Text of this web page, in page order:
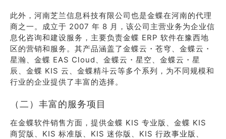
此外，河南芝兰信息科技有限公司也是金蝶在河南的代理
商之一。成立于 2007 年 8 月，该公司主营业务为企业信
息化咨询和建设服务，主要负责金蝶 ERP 软件在豫西地
区的营销和服务。其产品涵盖了金蝶云・苍穹、金蝶云・
星瀚、金蝶 EAS Cloud、金蝶云・星空、金蝶云・星
辰、金蝶 KIS 云、金蝶精斗云等多个系列，为不同规模和
行业的企业提供了丰富的选择。
（二）丰富的服务项目
在金蝶软件销售方面，提供金蝶 KIS 专业版、金蝶 KIS
商贸版、KIS 标准版、KIS 迷你版、KIS 行政事业版、